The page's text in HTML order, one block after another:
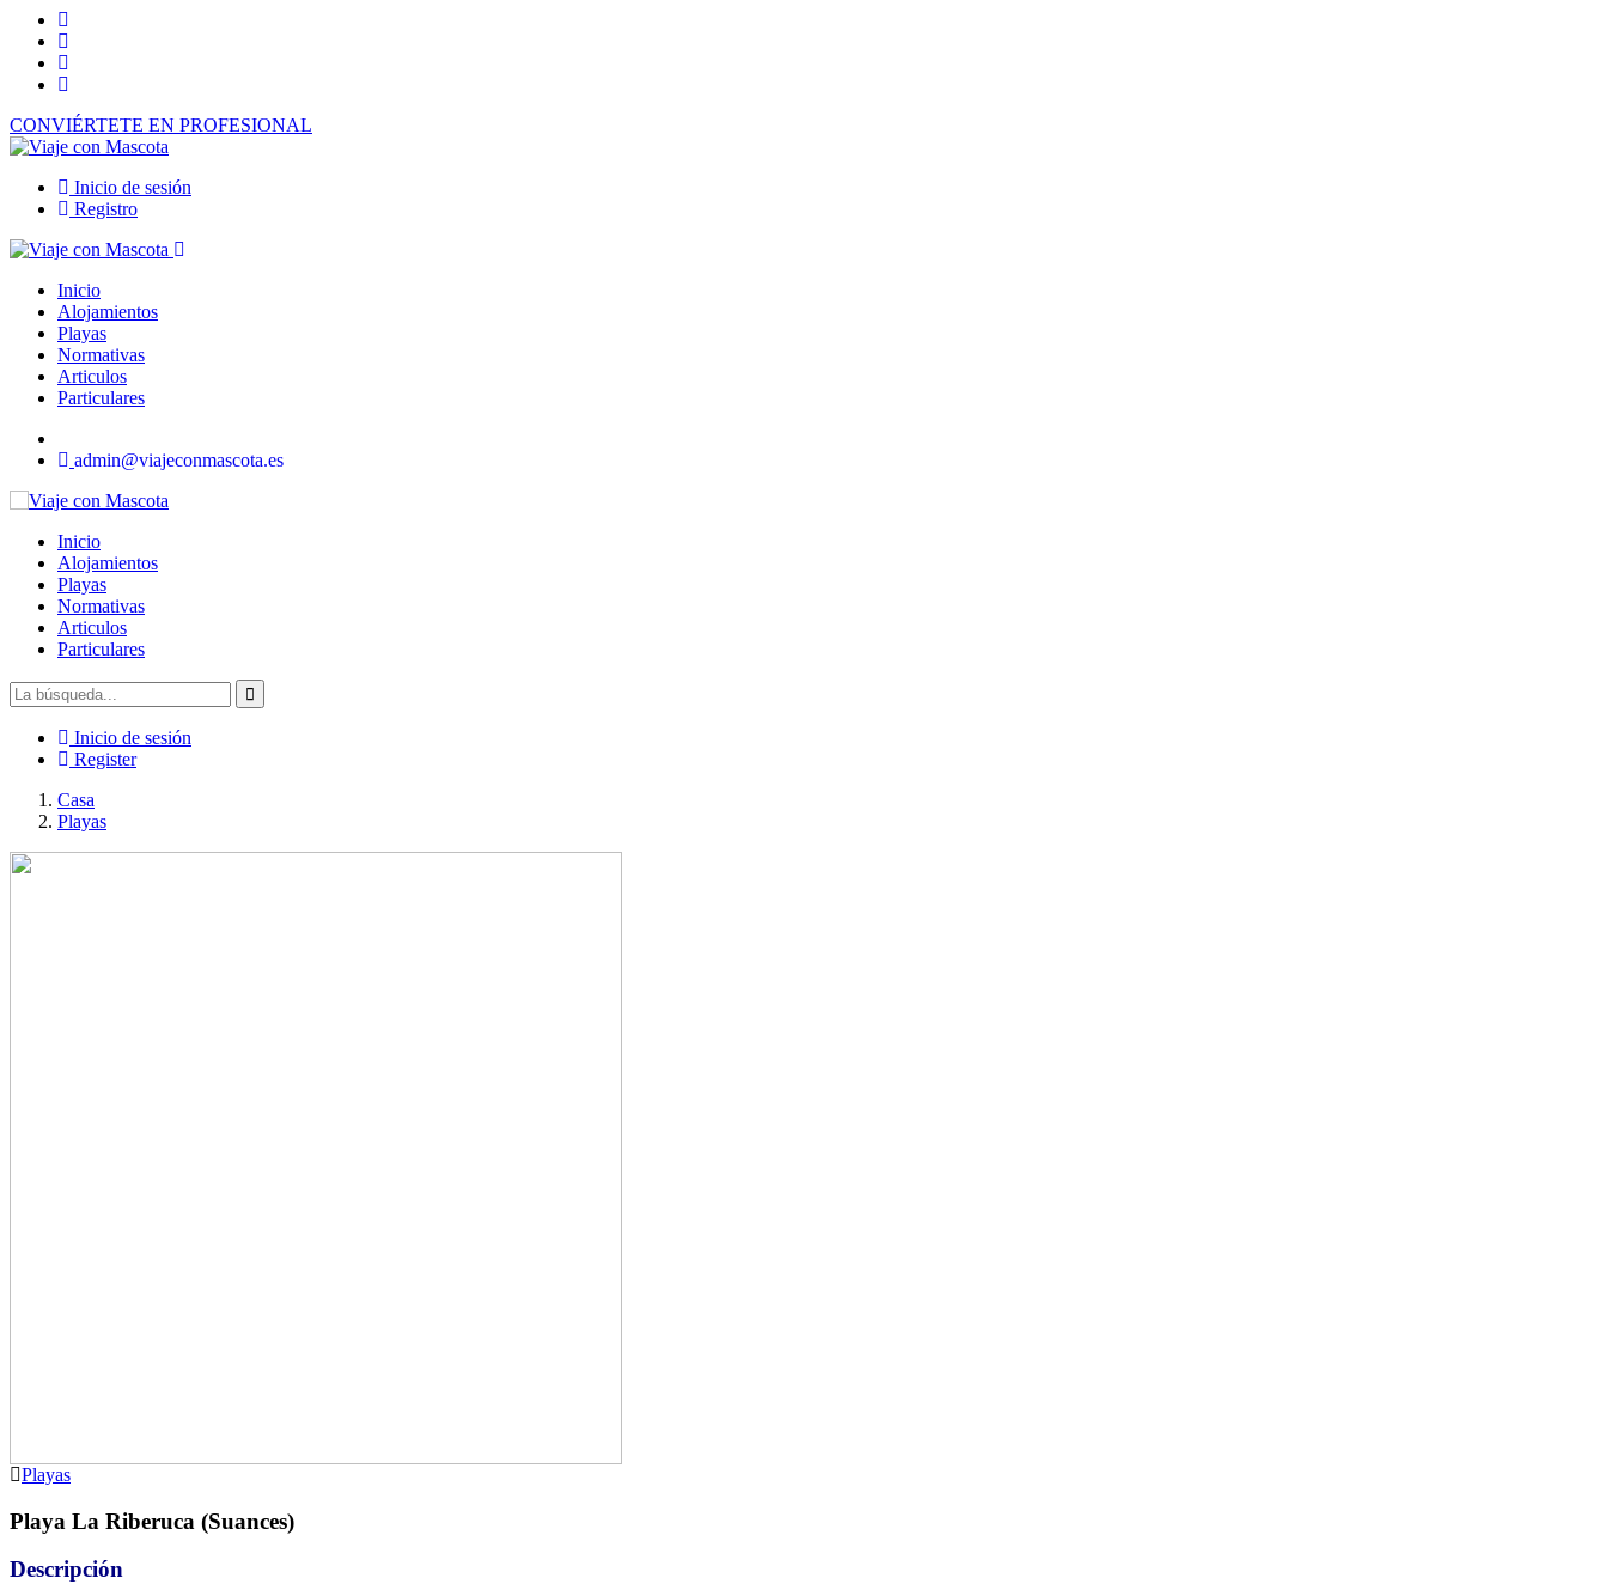
CONVIÉRTETE EN PROFESIONAL
Inicio de sesión
Registro
Inicio
Alojamientos
Playas
Normativas
Articulos
Particulares
admin@viajeconmascota.es
Inicio
Alojamientos
Playas
Normativas
Articulos
Particulares
Inicio de sesión
Register
Casa
Playas
Playas
Playa La Riberuca (Suances)
Descripción